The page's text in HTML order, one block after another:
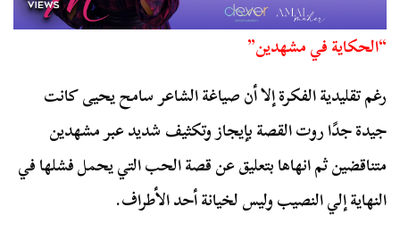
“الحكاية في مشهدين”
رغم تقليدية الفكرة إلا أن صياغة الشاعر سامح يحيى كانت
جيدة جدًا روت القصة بإيجاز وتكثيف شديد عبر مشهدين
متناقضين ثم انهاها بتعليق عن قصة الحب التي يحمل فشلها في
النهاية إلي النصيب وليس لخيانة أحد الأطراف.